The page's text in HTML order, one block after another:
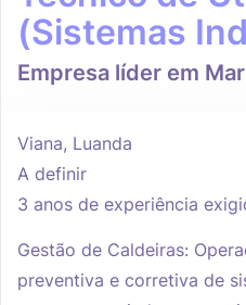
(Sistemas
Empresa líder em
Viana, Luanda
A definir
3 anos de experiência
Gestão de Caldeiras:
preventiva e corretiva de